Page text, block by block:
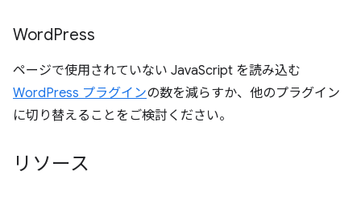
WordPress
ページで使用されていない JavaScript を読み込む
WordPress プラグインの数を減らすか、他のプラグイン
に切り替えることをご検討ください。
リソース